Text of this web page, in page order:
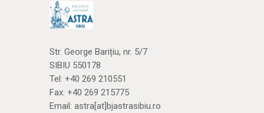
Str. George Barițiu, nr. 5/7
SIBIU 550178
Tel: +40 269 210551
Fax: +40 269 215775
Email: astra[at]bjastrasibiu.ro